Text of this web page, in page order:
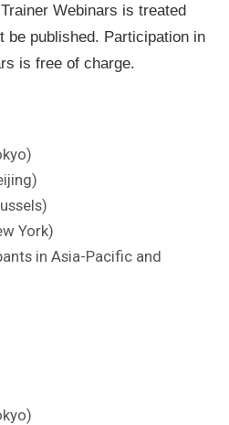
Webinars is treated
be published. Participation in
is free of charge.
York)
in Asia-Pacific and